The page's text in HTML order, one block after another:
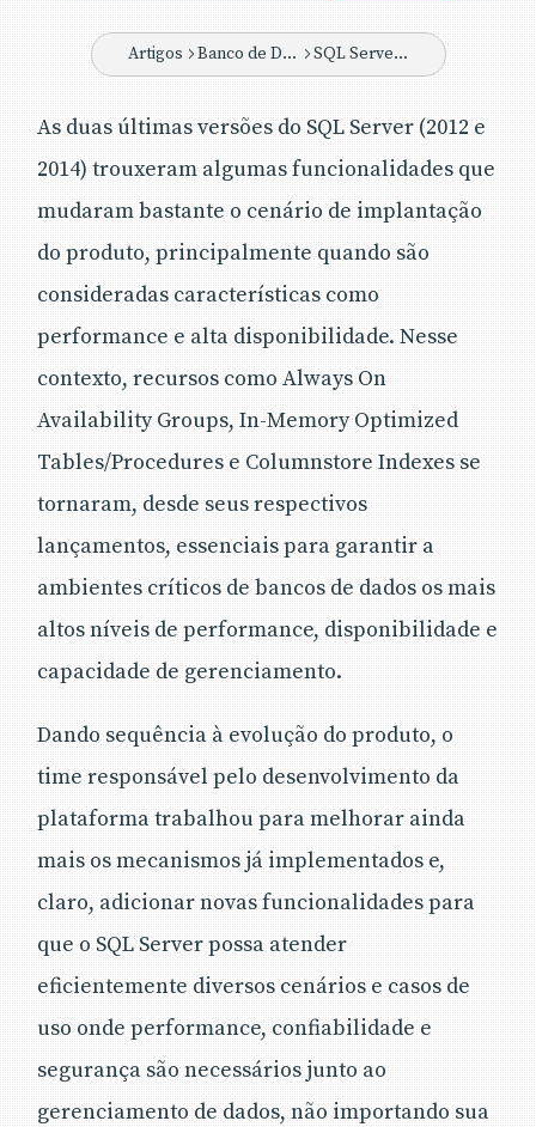
gerenciamento de dados. O conteúdo
abordará as novidades disponibilizadas na
expor suas melhorias e seus novos
recursos.
Artigos Banco de Dados SQL Server 2016
As duas últimas versões do SQL Server (2012 e
2014) trouxeram algumas funcionalidades que
mudaram bastante o cenário de implantação
do produto, principalmente quando são
consideradas características como
performance e alta disponibilidade. Nesse
contexto, recursos como Always On
Availability Groups, In-Memory Optimized
Tables/Procedures e Columnstore Indexes se
tornaram, desde seus respectivos
lançamentos, essenciais para garantir a
ambientes críticos de bancos de dados os mais
altos níveis de performance, disponibilidade e
capacidade de gerenciamento.
Dando sequência à evolução do produto, o
time responsável pelo desenvolvimento da
plataforma trabalhou para melhorar ainda
mais os mecanismos já implementados e,
claro, adicionar novas funcionalidades para
que o SQL Server possa atender
eficientemente diversos cenários e casos de
uso onde performance, confiabilidade e
segurança são necessários junto ao
gerenciamento de dados, não importando sua